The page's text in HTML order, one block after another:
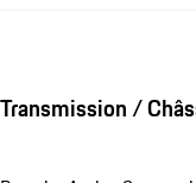
Transmission /